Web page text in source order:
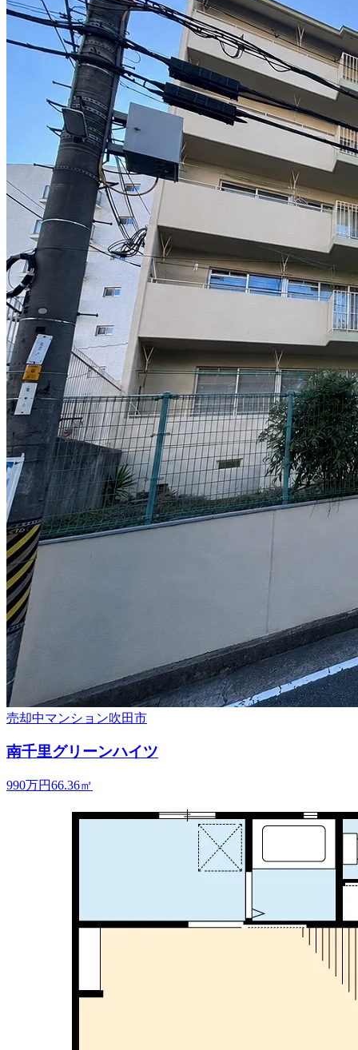
売却中マンション吹田市
南千里グリーンハイツ
990万円66.36㎡